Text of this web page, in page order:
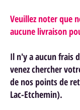
Veuillez noter que
aucune livraison
Il n'y a aucun frais
venez chercher
de nos points de
Lac-Etchemin).